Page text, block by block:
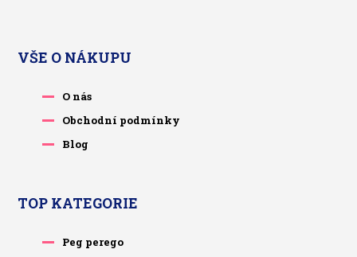
VŠE O NÁKUPU
O nás
Obchodní podmínky
Blog
TOP KATEGORIE
Peg perego